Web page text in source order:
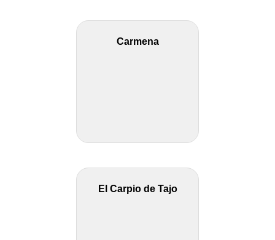
Carmena
El Carpio de Tajo